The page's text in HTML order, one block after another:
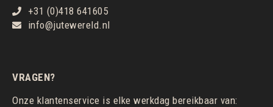
+31 (0)418 641605
info@jutewereld.nl
VRAGEN?
Onze klantenservice is elke werkdag bereikbaar van: